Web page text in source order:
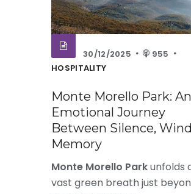
30/12/2025
955
HOSPITALITY
Monte Morello Park: An
Emotional Journey
Between Silence,
Memory
Monte Morello Parkunfolds
vast green breath just